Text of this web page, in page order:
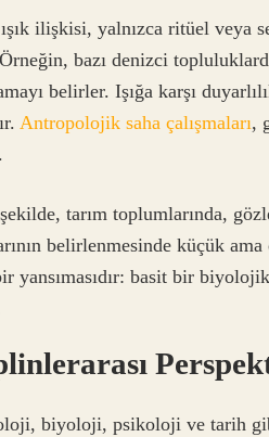
ilişkisi, yalnızca ritüel veya
bazı denizci
belirler. Işığa karşı
Antropolojik saha çalışmaları,
tarım toplumlarında,
belirlenmesinde küçük
yansımasıdır: basit bir
biyoloji, psikoloji ve tarih